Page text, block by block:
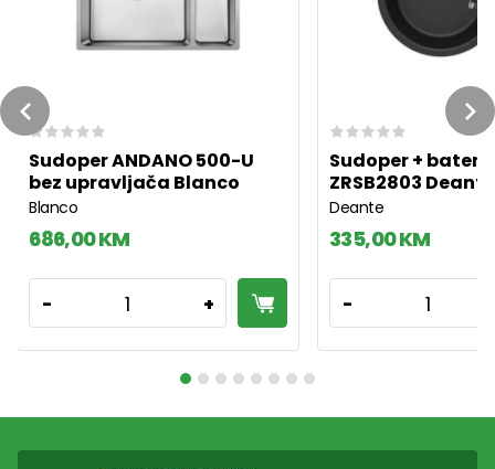
Sudoper ANDANO 500-U
bez upravljača Blanco
Blanco
686,00 KM
- 1 +
Sudoper +
ZRSB2803 Deante
Deante
335,00 KM
- 1
Previous